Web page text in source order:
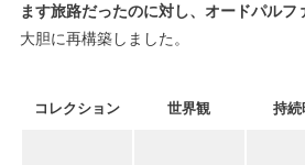
8.8| 新作【セレスティアルウィス
9.
9｜まとめ
ます旅路だったのに対し、オードパルフ
大胆に再構築しました。
コレクション 世界観 持